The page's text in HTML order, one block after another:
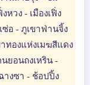
วง - เมืองเฟิ่ง
ซ่อ - ภูเขาฟ่านจิ้ง
ทองแห่งเมฆสีแดง
ยอนถงเหริน -
างซา - ช้อปปิ้ง